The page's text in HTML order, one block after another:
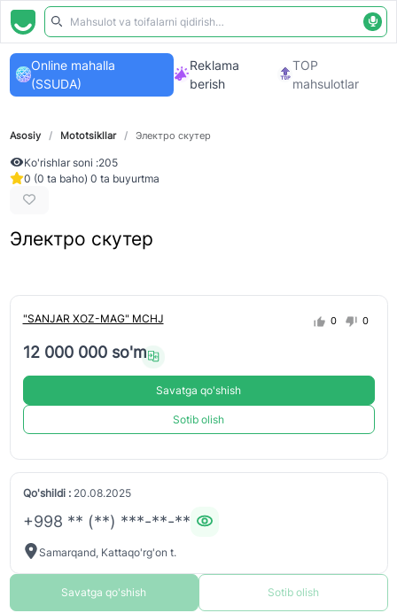
Online mahalla
(SSUDA)
Reklama
berish
TOP
mahsulotlar
Asosiy / Mototsikllar / Электро скутер
Ko'rishlar soni :205
0 (0 ta baho) 0 ta buyurtma
Электро скутер
"SANJAR XOZ-MAG" MCHJ 0 0
12 000 000 so'm
Savatga qo'shish
Sotib olish
Qo'shildi :20.08.2025
+998 ** (**) ***-**-**
Samarqand, Kattaqo'rg'on t.
Savatga qo'shish Sotib olish